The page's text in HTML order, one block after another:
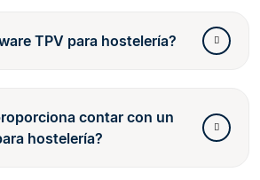
TPV para hostelería?
contar con un
hostelería?